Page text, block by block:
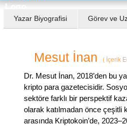
Yazar Biyografisi Görev ve
Mesut İnan ( İçerik
Dr. Mesut İnan, 2018’den bu
kripto para gazetecisidir.
sektöre farklı bir perspektif
olarak katılmadan önce çeşitli
arasında Kriptokoin’de,